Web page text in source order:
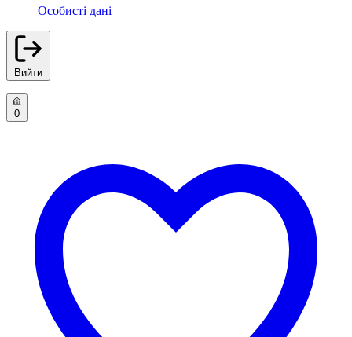
Особисті дані
Вийти
0